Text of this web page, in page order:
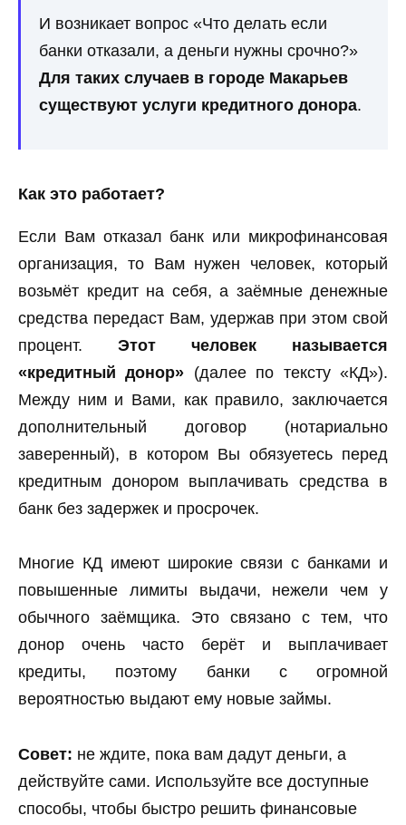
И возникает вопрос «Что делать если
банки отказали, а деньги нужны срочно?»
Для таких случаев в городе Макарьев
существуют услуги кредитного донора.
Как это работает?
Если Вам отказал банк или микрофинансовая
организация, то Вам нужен человек, который
возьмёт кредит на себя, а заёмные денежные
средства передаст Вам, удержав при этом свой
процент. Этот человек называется
«кредитный донор» (далее по тексту «КД»).
Между ним и Вами, как правило, заключается
дополнительный договор (нотариально
заверенный), в котором Вы обязуетесь перед
кредитным донором выплачивать средства в
банк без задержек и просрочек.
Многие КД имеют широкие связи с банками и
повышенные лимиты выдачи, нежели чем у
обычного заёмщика. Это связано с тем, что
донор очень часто берёт и выплачивает
кредиты, поэтому банки с огромной
вероятностью выдают ему новые займы.
Совет: не ждите, пока вам дадут деньги, а
действуйте сами. Используйте все доступные
способы, чтобы быстро решить финансовые